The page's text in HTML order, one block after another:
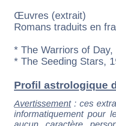
Œuvres (extrait)
Romans traduits en
* The Warriors of
* The Seeding Stars,
Profil astrologique
Avertissement: ces
informatiquement pour